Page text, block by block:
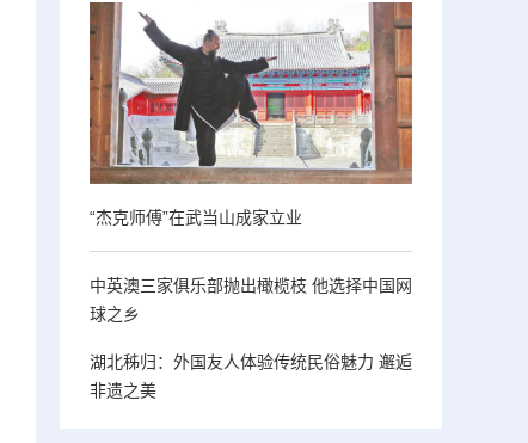
“杰克师傅”在武当山成家立业
中英澳三家俱乐部抛出橄榄枝 他选择中国网
球之乡
湖北秭归：外国友人体验传统民俗魅力 邂逅
非遗之美